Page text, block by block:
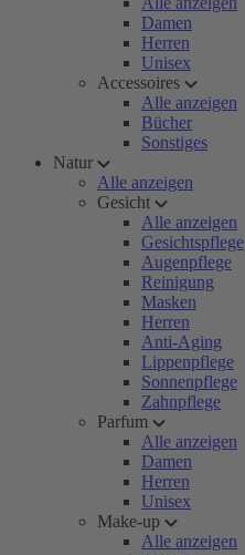
Damen
Herren
Unisex
Accessoires
Alle anzeigen
Bücher
Sonstiges
Natur
Alle anzeigen
Gesicht
Alle anzeigen
Gesichtspflege
Augenpflege
Reinigung
Masken
Herren
Anti-Aging
Lippenpflege
Sonnenpflege
Zahnpflege
Parfum
Alle anzeigen
Damen
Herren
Unisex
Make-up
Alle anzeigen